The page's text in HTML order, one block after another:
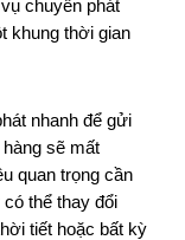
chuyển phát
khung thời gian
nhanh để gửi
sẽ mất
quan trọng cần
thể thay đổi
tiết hoặc bất kỳ